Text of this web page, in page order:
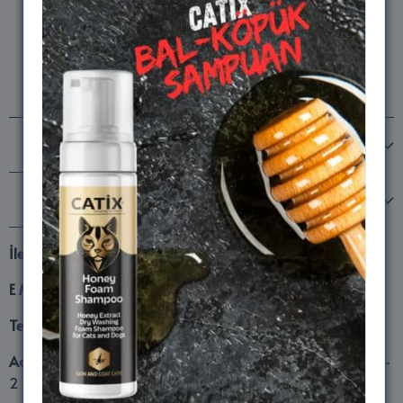
Bizi takip edin
MARKALARIMIZ
Şirketimiz
İletişim
E Maillifesand16@hotmail.com
Telefon
0532 659 09 16
AdresFatsa Org.San. Böl. Mehmet Akif Beşik Sokak No8/1-
2 Fatsa Ordu